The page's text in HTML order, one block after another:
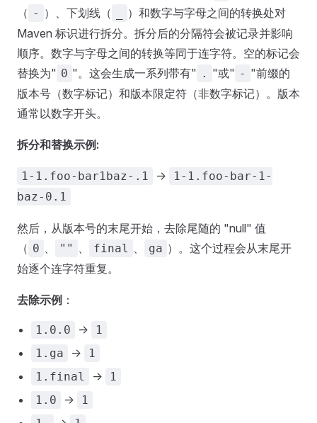
（ - ）、下划线（
）和数字与字母之间的转换处对
Maven 标识进行拆分。拆分后的分隔符会被记录并影响
顺序。数字与字母之间的转换等同于连字符。空的标记会
替换为" 0 "。这会生成一系列带有" . "或" - "前缀的
版本号（数字标记）和版本限定符（非数字标记）。版本
通常以数字开头。
拆分和替换示例:
1-1.foo-bar1baz-.1 ->
1-1.foo-bar-1-
baz-0.1
然后，从版本号的末尾开始，去除尾随的 "null" 值
（ 0 、 "" 、 final 、 ga ）。这个过程会从末尾开
始逐个连字符重复。
去除示例 ：
1.0.0 ->
1
1.ga
->
1
1.final
->
1
1.0
->
1